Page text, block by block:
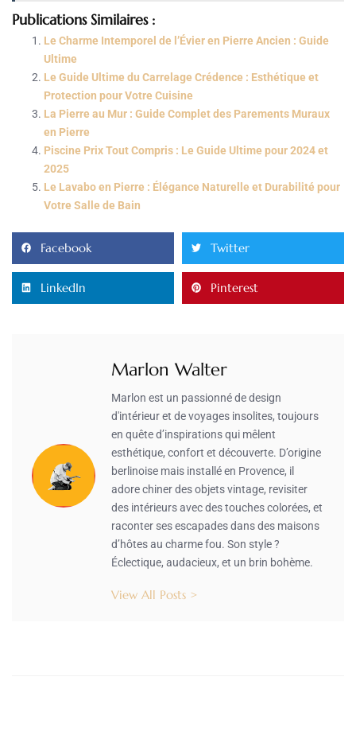
Publications Similaires :
Le Charme Intemporel de l’Évier en Pierre Ancien : Guide
Ultime
Le Guide Ultime du Carrelage Crédence : Esthétique et
Protection pour Votre Cuisine
La Pierre au Mur : Guide Complet des Parements Muraux
en Pierre
Piscine Prix Tout Compris : Le Guide Ultime pour 2024 et
2025
Le Lavabo en Pierre : Élégance Naturelle et Durabilité pour
Votre Salle de Bain
Facebook Twitter
LinkedIn Pinterest
Marlon Walter
Marlon est un passionné de design
d'intérieur et de voyages insolites, toujours
en quête d’inspirations qui mêlent
esthétique, confort et découverte. D’origine
berlinoise mais installé en Provence, il
adore chiner des objets vintage, revisiter
des intérieurs avec des touches colorées, et
raconter ses escapades dans des maisons
d’hôtes au charme fou. Son style ?
Éclectique, audacieux, et un brin bohème.
View All Posts >